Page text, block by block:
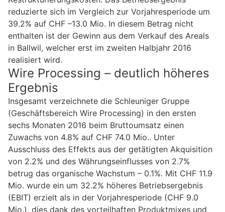
reduzierte sich im Vergleich zur Vorjahresperiode um
39.2% auf CHF –13.0 Mio. In diesem Betrag nicht
enthalten ist der Gewinn aus dem Verkauf des Areals
in Ballwil, welcher erst im zweiten Halbjahr 2016
realisiert wird.
Wire Processing – deutlich höheres
Ergebnis
Insgesamt verzeichnete die Schleuniger Gruppe
(Geschäftsbereich Wire Processing) in den ersten
sechs Monaten 2016 beim Bruttoumsatz einen
Zuwachs von 4.8% auf CHF 74.0 Mio.. Unter
Ausschluss des Effekts aus der getätigten Akquisition
von 2.2% und des Währungseinflusses von 2.7%
betrug das organische Wachstum – 0.1%. Mit CHF 11.9
Mio. wurde ein um 32.2% höheres Betriebsergebnis
(EBIT) erzielt als in der Vorjahresperiode (CHF 9.0
Mio.), dies dank des vorteilhaften Produktmixes und